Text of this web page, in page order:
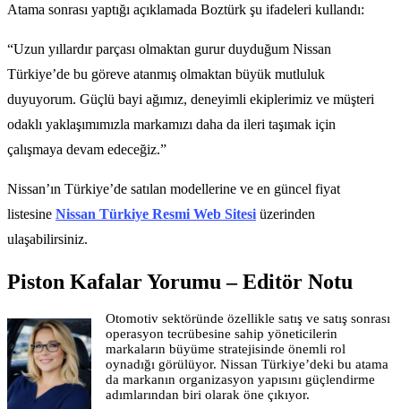
Atama sonrası yaptığı açıklamada Boztürk şu ifadeleri kullandı:
“Uzun yıllardır parçası olmaktan gurur duyduğum Nissan
Türkiye’de bu göreve atanmış olmaktan büyük mutluluk
duyuyorum. Güçlü bayi ağımız, deneyimli ekiplerimiz ve müşteri
odaklı yaklaşımımızla markamızı daha da ileri taşımak için
çalışmaya devam edeceğiz.”
Nissan’ın Türkiye’de satılan modellerine ve en güncel fiyat
listesine Nissan Türkiye Resmi Web Sitesi üzerinden
ulaşabilirsiniz.
Piston Kafalar Yorumu – Editör Notu
Otomotiv sektöründe özellikle satış ve satış sonrası
operasyon tecrübesine sahip yöneticilerin
markaların büyüme stratejisinde önemli rol
oynadığı görülüyor. Nissan Türkiye’deki bu atama
da markanın organizasyon yapısını güçlendirme
adımlarından biri olarak öne çıkıyor.